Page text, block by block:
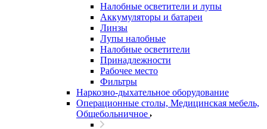
Налобные осветители и лупы
Аккумуляторы и батареи
Линзы
Лупы налобные
Налобные осветители
Принадлежности
Рабочее место
Фильтры
Наркозно-дыхательное оборудование
Операционные столы, Медицинская мебель,
Общебольничное